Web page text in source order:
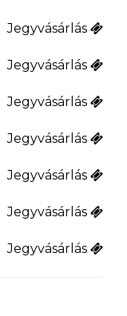
Jegyvásárlás
Jegyvásárlás
Jegyvásárlás
Jegyvásárlás
Jegyvásárlás
Jegyvásárlás
Jegyvásárlás